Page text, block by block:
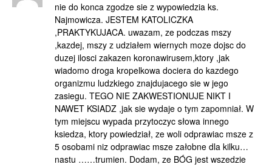
nie do konca zgodze sie z wypowiedzia ks.
Najmowicza. JESTEM KATOLICZKA
,PRAKTYKUJACA. uwazam, ze podczas mszy
,kazdej, mszy z udziałem wiernych moze dojsc do
duzej ilosci zakazen koronawirusem,ktory ,jak
wiadomo droga kropelkowa dociera do kazdego
organizmu ludzkiego znajdujacego sie w jego
zasiegu. TEGO NIE ZAKWESTIONUJE NIKT I
NAWET KSIADZ ,jak sie wydaje o tym zapomniał. W
tym miejscu wypada przytoczyc słowa innego
ksiedza, ktory powiedział, ze woli odprawiac msze z
5 osobami niz odprawiac msze załobne dla kilku…
nastu ……trumien. Dodam, ze BÓG jest wszedzie